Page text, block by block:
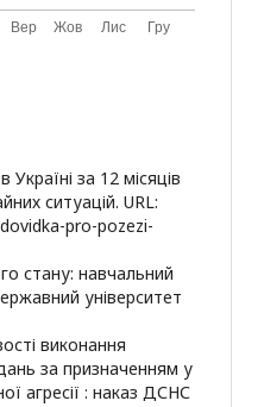
за 12 місяців
ситуацій. URL:
pro-pozezi-
стану: навчальний
університет
виконання
за призначенням у
агресії : наказ ДСНС